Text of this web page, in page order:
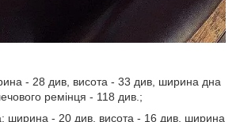
- 28 див, висота - 33 див, ширина дна
ремінця - 118 див.;
ширина - 20 див, висота - 16 див, ширина